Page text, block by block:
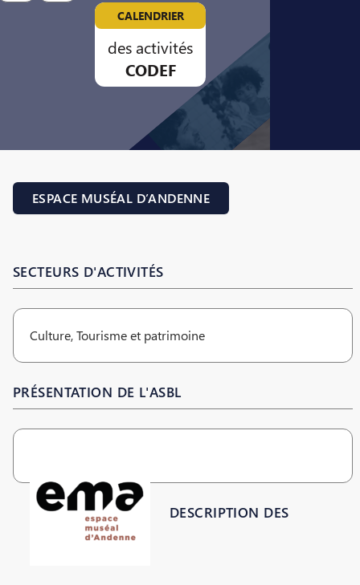
CALENDRIER
des activités
CODEF
ESPACE MUSÉAL D’ANDENNE
SECTEURS D'ACTIVITÉS
Culture, Tourisme et patrimoine
PRÉSENTATION DE L'ASBL
DESCRIPTION DES